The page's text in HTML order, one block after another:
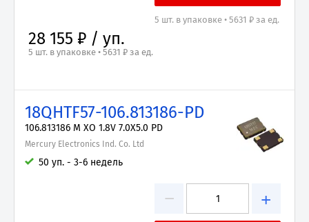
5 шт. в упаковке • 5631 ₽ за ед.
28 155 ₽ / уп.
5 шт. в упаковке • 5631 ₽ за ед.
18QHTF57-106.813186-PD
106.813186 M XO 1.8V 7.0X5.0 PD
Mercury Electronics Ind. Co. Ltd
50 уп. - 3-6 недель
− +